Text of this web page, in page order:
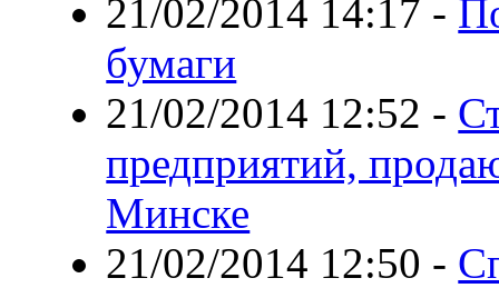
21/02/2014 14:17 -
бумаги
21/02/2014 12:52 -
предприятий,
Минске
21/02/2014 12:50 -